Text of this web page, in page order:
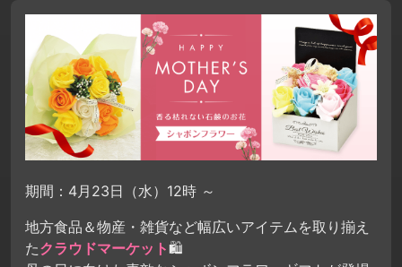
期間：4月23日（水）12時 ～
地方食品＆物産・雑貨など幅広いアイテムを取り揃え
たクラウドマーケット🛍